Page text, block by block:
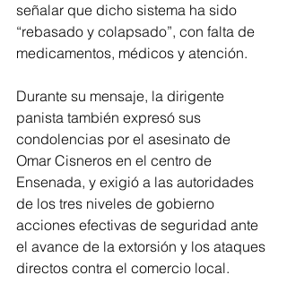
señalar que dicho sistema ha sido
“rebasado y colapsado”, con falta de
medicamentos, médicos y atención.
Durante su mensaje, la dirigente
panista también expresó sus
condolencias por el asesinato de
Omar Cisneros en el centro de
Ensenada, y exigió a las autoridades
de los tres niveles de gobierno
acciones efectivas de seguridad ante
el avance de la extorsión y los ataques
directos contra el comercio local.